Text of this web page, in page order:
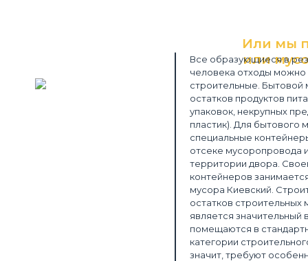
Или мы
или
Все образующиеся в
человека отходы можно
строительные. Бытовой
остатков продуктов
упаковок, некрупных
пластик). Для бытового
специальные
отсеке мусоропровода
территории двора.
контейнеров
мусора Киевский.
остатков
является значительный
помещаются в
категории
значит, требуют